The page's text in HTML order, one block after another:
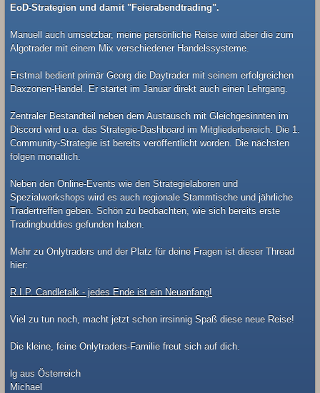
EoD-Strategien und damit "Feierabendtrading".
Manuell auch umsetzbar, meine persönliche Reise wird aber die zum
Algotrader mit einem Mix verschiedener Handelssysteme.
Erstmal bedient primär Georg die Daytrader mit seinem erfolgreichen
Daxzonen-Handel. Er startet im Januar direkt auch einen Lehrgang.
Zentraler Bestandteil neben dem Austausch mit Gleichgesinnten im
Discord wird u.a. das Strategie-Dashboard im Mitgliederbereich. Die 1.
Community-Strategie ist bereits veröffentlicht worden. Die nächsten
folgen monatlich.
Neben den Online-Events wie den Strategielaboren und
Spezialworkshops wird es auch regionale Stammtische und jährliche
Tradertreffen geben. Schön zu beobachten, wie sich bereits erste
Tradingbuddies gefunden haben.
Mehr zu Onlytraders und der Platz für deine Fragen ist dieser Thread
hier:
R.I.P. Candletalk - jedes Ende ist ein Neuanfang!
Viel zu tun noch, macht jetzt schon irrsinnig Spaß diese neue Reise!
Die kleine, feine Onlytraders-Familie freut sich auf dich.
lg aus Österreich
Michael